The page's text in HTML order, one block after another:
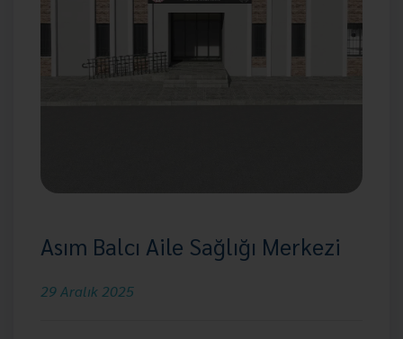
Asım Balcı Aile Sağlığı Merkezi
29 Aralık 2025